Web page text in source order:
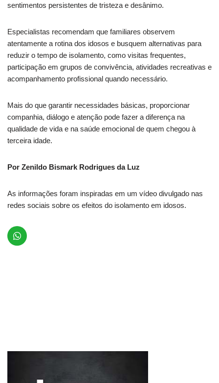
sentimentos persistentes de tristeza e desânimo.
Especialistas recomendam que familiares observem
atentamente a rotina dos idosos e busquem alternativas para
reduzir o tempo de isolamento, como visitas frequentes,
participação em grupos de convivência, atividades recreativas e
acompanhamento profissional quando necessário.
Mais do que garantir necessidades básicas, proporcionar
companhia, diálogo e atenção pode fazer a diferença na
qualidade de vida e na saúde emocional de quem chegou à
terceira idade.
Por Zenildo Bismark Rodrigues da Luz
As informações foram inspiradas em um vídeo divulgado nas
redes sociais sobre os efeitos do isolamento em idosos.